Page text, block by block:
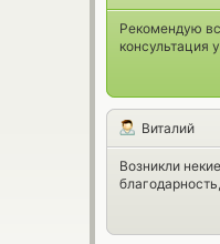
Рекомендую
консультация
Виталий
Возникли